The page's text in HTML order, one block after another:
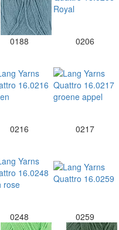
0188 0206
0216 0217
0248 0259